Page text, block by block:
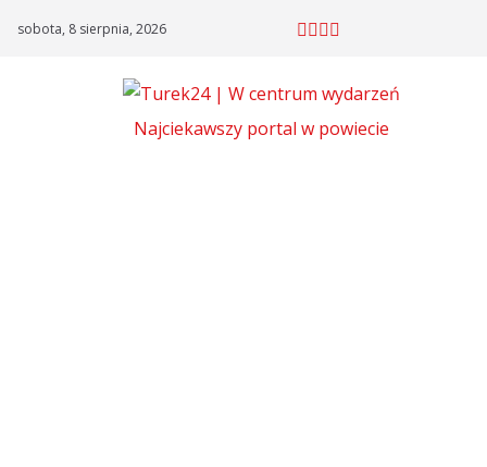
sobota, 8 sierpnia, 2026
Najciekawszy portal w powiecie